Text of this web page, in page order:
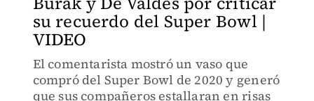
su recuerdo del Super Bowl |
VIDEO
El comentarista mostró un vaso que
compró del Super Bowl de 2020 y generó
que sus compañeros estallaran en risas